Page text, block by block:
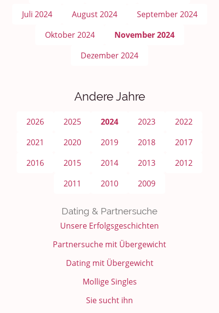
Juli 2024
August 2024
September 2024
Oktober 2024
November 2024
Dezember 2024
Andere Jahre
2026 2025 2024 2023
2022
2021
2020 2019 2018
2017
2016
2015 2014 2013
2012
2011
2010 2009
Dating & Partnersuche
Unsere Erfolgsgeschichten
Partnersuche mit Übergewicht
Dating mit Übergewicht
Mollige Singles
Sie sucht ihn